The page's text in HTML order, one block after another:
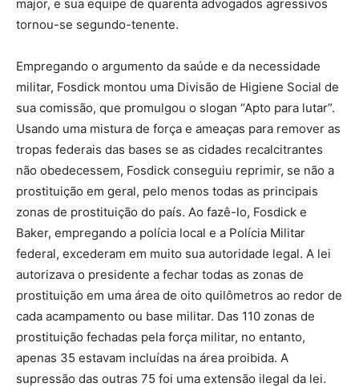
major, e sua equipe de quarenta advogados agressivos
tornou-se segundo-tenente.
Empregando o argumento da saúde e da necessidade
militar, Fosdick montou uma Divisão de Higiene Social de
sua comissão, que promulgou o slogan “Apto para lutar”.
Usando uma mistura de força e ameaças para remover as
tropas federais das bases se as cidades recalcitrantes
não obedecessem, Fosdick conseguiu reprimir, se não a
prostituição em geral, pelo menos todas as principais
zonas de prostituição do país. Ao fazê-lo, Fosdick e
Baker, empregando a polícia local e a Polícia Militar
federal, excederam em muito sua autoridade legal. A lei
autorizava o presidente a fechar todas as zonas de
prostituição em uma área de oito quilômetros ao redor de
cada acampamento ou base militar. Das 110 zonas de
prostituição fechadas pela força militar, no entanto,
apenas 35 estavam incluídas na área proibida. A
supressão das outras 75 foi uma extensão ilegal da lei.